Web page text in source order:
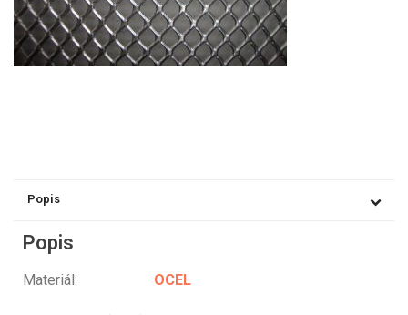
Popis
Popis
Materiál: OCEL